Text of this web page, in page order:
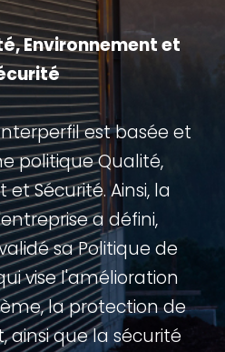
Environnement et
est basée et
politique Qualité,
Sécurité. Ainsi, la
a défini,
sa Politique de
vise l'amélioration
la protection de
ainsi que la sécurité